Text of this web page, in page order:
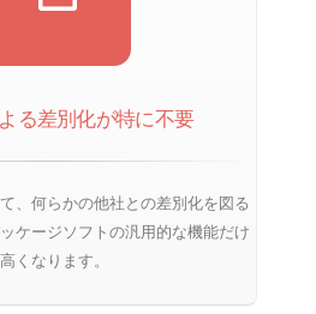
る差別化が特に不要
、何らかの他社との差別化を図る
ケージソフトの汎用的な機能だけ
くなります。